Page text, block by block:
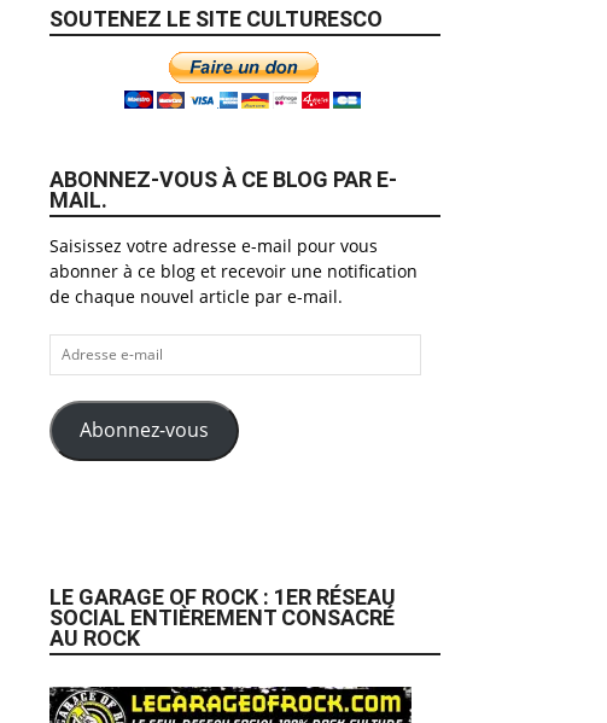
SOUTENEZ LE SITE CULTURESCO
ABONNEZ-VOUS À CE BLOG PAR E-
MAIL.
Saisissez votre adresse e-mail pour vous
abonner à ce blog et recevoir une notification
de chaque nouvel article par e-mail.
Adresse
e-
mail
Abonnez-vous
LE GARAGE OF ROCK : 1ER RÉSEAU
SOCIAL ENTIÈREMENT CONSACRÉ
AU ROCK